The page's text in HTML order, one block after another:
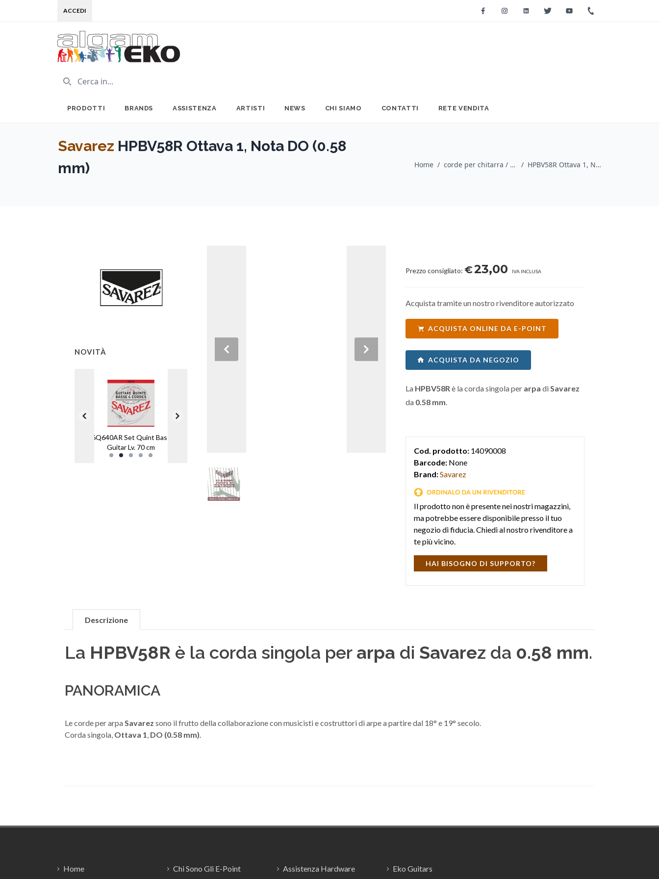
ACCEDI FacebookInstagramLinkedinTwitter Youtube
PRODOTTI BRANDS ASSISTENZA ARTISTI NEWS CHI SIAMO CONTATTI RETE VENDITA
Savarez HPBV58R Ottava 1, Nota DO (0.58
mm)
Home / corde per chitarra / Savarez / HPBV58R Ottava 1, Nota DO (0.58 mm)
NOVITÀ
6Q640AR Set Quint Bass
Guitar Lv. 70 cm
Previous Next
Prezzo consigliato: €23,00 IVA INCLUSA
Acquista tramite un nostro rivenditore autorizzato
ACQUISTA ONLINE DA E-POINT
ACQUISTA DA NEGOZIO
La HPBV58R è la corda singola per arpa diSavarez
da 0.58 mm.
Cod. prodotto: 14090008
Barcode: None
Brand:Savarez
Il prodotto non è presente nei nostri magazzini,
ma potrebbe essere disponibile presso il tuo
negozio di fiducia. Chiedi al nostro rivenditore a
te più vicino.
HAI BISOGNO DI SUPPORTO?
Descrizione
La HPBV58R è la corda singola per arpa di Savarez da 0.58 mm.
PANORAMICA
Le corde per arpaSavarez sono il frutto della collaborazione con musicisti e costruttori di arpe a partire dal 18° e 19° secolo.
Corda singola, Ottava 1, DO (0.58 mm).
Home
Chi Sono Gli E-Point
Assistenza Hardware
Eko Guitars